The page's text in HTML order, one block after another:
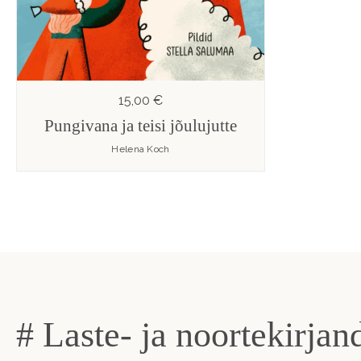
15,00 €
Pungivana ja teisi jõulujutte
Helena Koch
# Laste- ja